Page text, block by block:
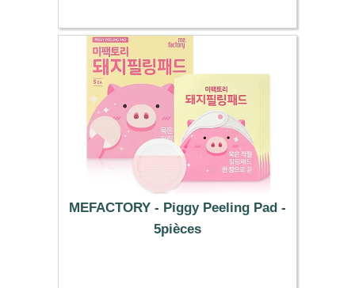
MEFACTORY - Piggy Peeling Pad -
5pièces